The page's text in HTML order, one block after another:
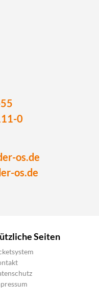
0
os.de
os.de
Seiten